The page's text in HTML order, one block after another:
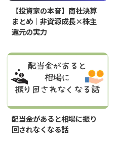
【投資家の本音】商社決算
まとめ｜非資源成長×株主
還元の実力
配当金があると相場に振り
回されなくなる話